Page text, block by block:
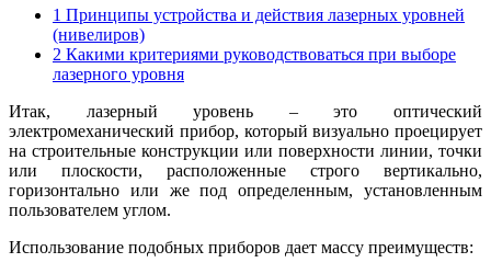
1 Принципы устройства и действия лазерных уровней
(нивелиров)
2 Какими критериями руководствоваться при выборе
лазерного уровня
Итак, лазерный уровень – это оптический
электромеханический прибор, который визуально проецирует
на строительные конструкции или поверхности линии, точки
или плоскости, расположенные строго вертикально,
горизонтально или же под определенным, установленным
пользователем углом.
Использование подобных приборов дает массу преимуществ: